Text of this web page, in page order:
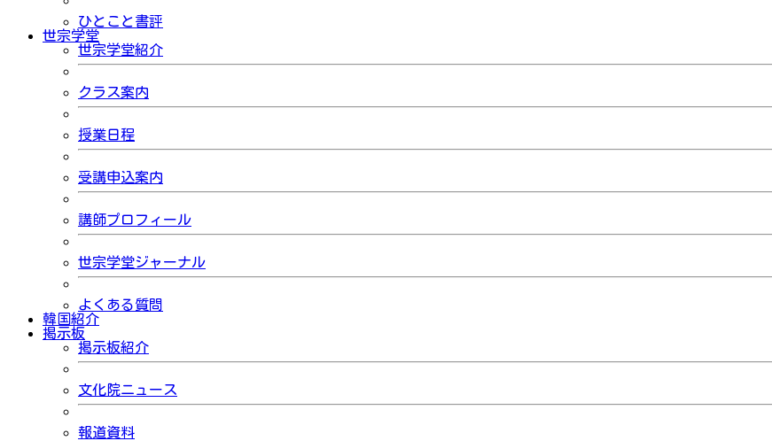
ひとこと書評
世宗学堂
世宗学堂紹介
クラス案内
授業日程
受講申込案内
講師プロフィール
世宗学堂ジャーナル
よくある質問
韓国紹介
掲示板
掲示板紹介
文化院ニュース
報道資料